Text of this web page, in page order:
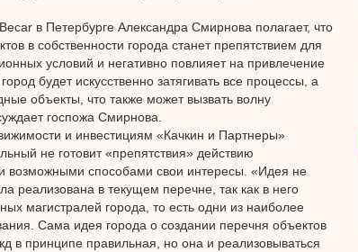
в Петербурге Александра Смирнова полагает, что
в собственности города станет препятствием для
условий и негативно повлияет на привлечение
будет искусственно затягивать все процессы, а
объекты, что также может вызвать волну
госпожа Смирнова.
и инвестициям «Качкин и Партнеры»
не готовит «препятствия» действию
возможными способами свои интересы. «Идея не
реализована в текущем перечне, так как в него
магистралей города, то есть одни из наиболее
Сама идея города о создании перечня объектов
в принципе правильная, но она и реализовываться